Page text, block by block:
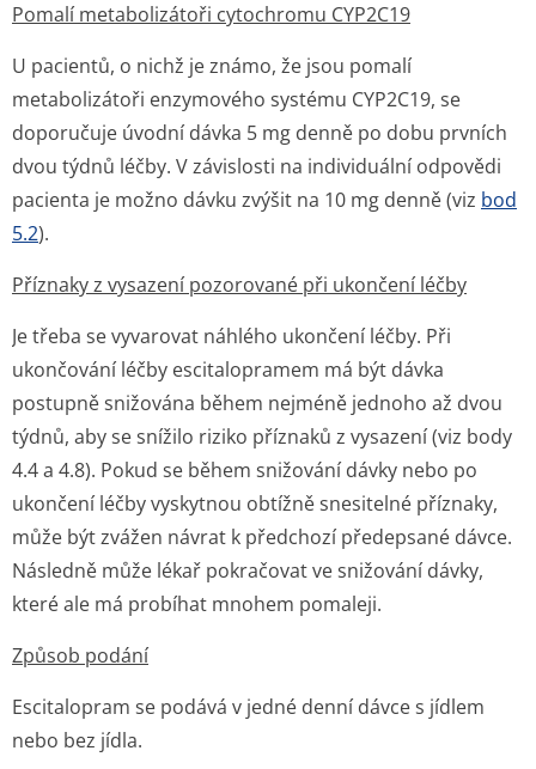
Pomalí metabolizátoři cytochromu CYP2C19
U pacientů, o nichž je známo, že jsou pomalí
metabolizátoři enzymového systému CYP2C19, se
doporučuje úvodní dávka 5 mg denně po dobu prvních
dvou týdnů léčby. V závislosti na individuální odpovědi
pacienta je možno dávku zvýšit na 10 mg denně (viz bod
5.2).
Příznaky z vysazení pozorované při ukončení léčby
Je třeba se vyvarovat náhlého ukončení léčby. Při
ukončování léčby escitalopramem má být dávka
postupně snižována během nejméně jednoho až dvou
týdnů, aby se snížilo riziko příznaků z vysazení (viz body
4.4 a 4.8). Pokud se během snižování dávky nebo po
ukončení léčby vyskytnou obtížně snesitelné příznaky,
může být zvážen návrat k předchozí předepsané dávce.
Následně může lékař pokračovat ve snižování dávky,
které ale má probíhat mnohem pomaleji.
Způsob podání
Escitalopram se podává v jedné denní dávce s jídlem
nebo bez jídla.